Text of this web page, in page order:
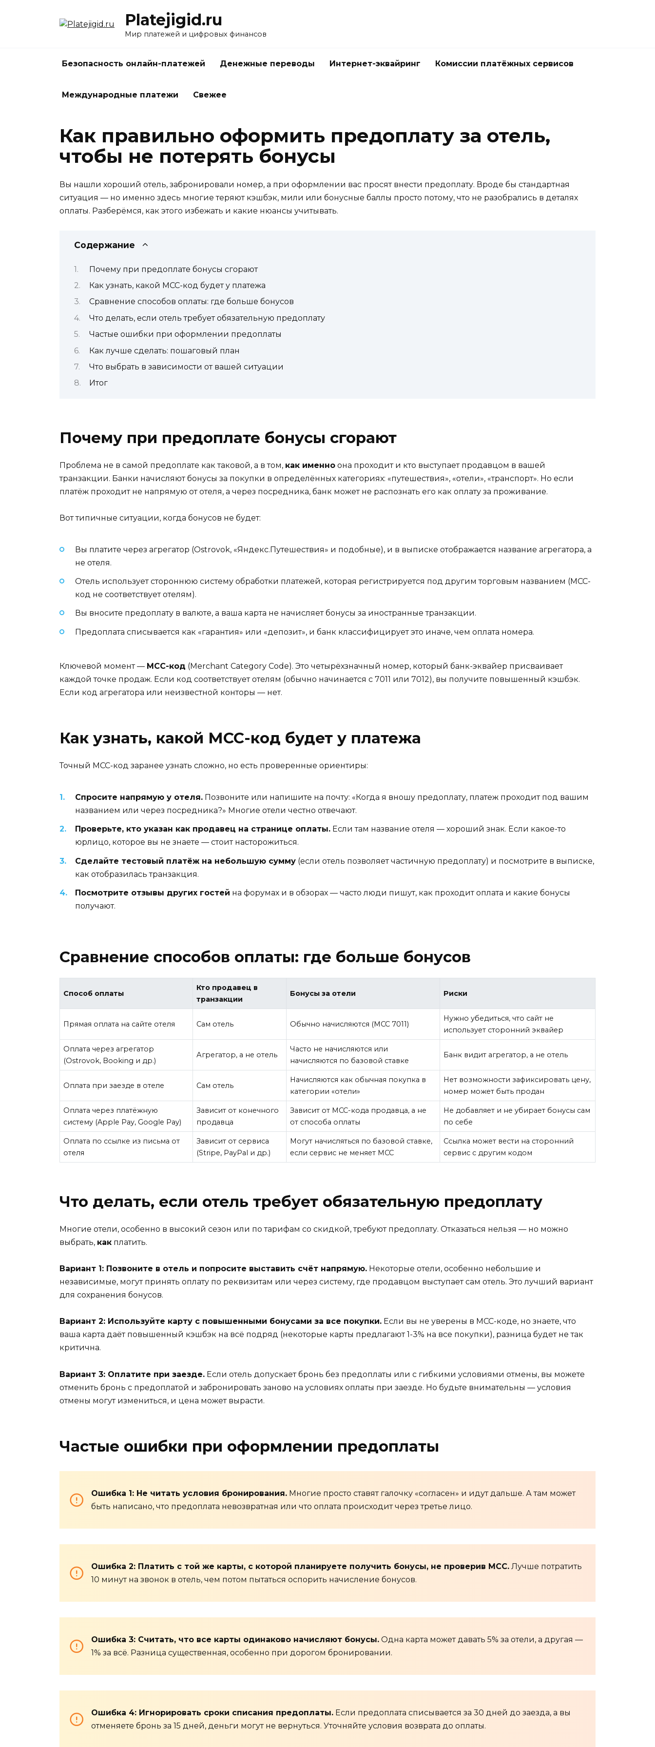
Platejigid.ru
Мир платежей и цифровых финансов
Безопасность онлайн-платежей Денежные переводы Интернет-эквайринг Комиссии платёжных сервисов
Международные платежи Свежее
Как правильно оформить предоплату за отель,
чтобы не потерять бонусы
Вы нашли хороший отель, забронировали номер, а при оформлении вас просят внести предоплату. Вроде бы стандартная
ситуация — но именно здесь многие теряют кэшбэк, мили или бонусные баллы просто потому, что не разобрались в деталях
оплаты. Разберёмся, как этого избежать и какие нюансы учитывать.
Содержание
Почему при предоплате бонусы сгорают
Как узнать, какой MCC-код будет у платежа
Сравнение способов оплаты: где больше бонусов
Что делать, если отель требует обязательную предоплату
Частые ошибки при оформлении предоплаты
Как лучше сделать: пошаговый план
Что выбрать в зависимости от вашей ситуации
Итог
Почему при предоплате бонусы сгорают
Проблема не в самой предоплате как таковой, а в том, как именно она проходит и кто выступает продавцом в вашей
транзакции. Банки начисляют бонусы за покупки в определённых категориях: «путешествия», «отели», «транспорт». Но если
платёж проходит не напрямую от отеля, а через посредника, банк может не распознать его как оплату за проживание.
Вот типичные ситуации, когда бонусов не будет:
Вы платите через агрегатор (Ostrovok, «Яндекс.Путешествия» и подобные), и в выписке отображается название агрегатора, а
не отеля.
Отель использует стороннюю систему обработки платежей, которая регистрируется под другим торговым названием (MCC-
код не соответствует отелям).
Вы вносите предоплату в валюте, а ваша карта не начисляет бонусы за иностранные транзакции.
Предоплата списывается как «гарантия» или «депозит», и банк классифицирует это иначе, чем оплата номера.
Ключевой момент — MCC-код (Merchant Category Code). Это четырёхзначный номер, который банк-эквайер присваивает
каждой точке продаж. Если код соответствует отелям (обычно начинается с 7011 или 7012), вы получите повышенный кэшбэк.
Если код агрегатора или неизвестной конторы — нет.
Как узнать, какой MCC-код будет у платежа
Точный MCC-код заранее узнать сложно, но есть проверенные ориентиры:
Спросите напрямую у отеля. Позвоните или напишите на почту: «Когда я вношу предоплату, платеж проходит под вашим
названием или через посредника?» Многие отели честно отвечают.
Проверьте, кто указан как продавец на странице оплаты. Если там название отеля — хороший знак. Если какое-то
юрлицо, которое вы не знаете — стоит насторожиться.
Сделайте тестовый платёж на небольшую сумму (если отель позволяет частичную предоплату) и посмотрите в выписке,
как отобразилась транзакция.
Посмотрите отзывы других гостей на форумах и в обзорах — часто люди пишут, как проходит оплата и какие бонусы
получают.
Сравнение способов оплаты: где больше бонусов
Способ оплаты
Кто продавец в
транзакции
Бонусы за отели Риски
Прямая оплата на сайте отеля Сам отель Обычно начисляются (MCC 7011)
Нужно убедиться, что сайт не
использует сторонний эквайер
Оплата через агрегатор
(Ostrovok, Booking и др.)
Агрегатор, а не отель
Часто не начисляются или
начисляются по базовой ставке
Банк видит агрегатор, а не отель
Оплата при заезде в отеле Сам отель
Начисляются как обычная покупка в
категории «отели»
Нет возможности зафиксировать цену,
номер может быть продан
Оплата через платёжную
систему (Apple Pay, Google Pay)
Зависит от конечного
продавца
Зависит от MCC-кода продавца, а не
от способа оплаты
Не добавляет и не убирает бонусы сам
по себе
Оплата по ссылке из письма от
отеля
Зависит от сервиса
(Stripe, PayPal и др.)
Могут начисляться по базовой ставке,
если сервис не меняет MCC
Ссылка может вести на сторонний
сервис с другим кодом
Что делать, если отель требует обязательную предоплату
Многие отели, особенно в высокий сезон или по тарифам со скидкой, требуют предоплату. Отказаться нельзя — но можно
выбрать, как платить.
Вариант 1: Позвоните в отель и попросите выставить счёт напрямую. Некоторые отели, особенно небольшие и
независимые, могут принять оплату по реквизитам или через систему, где продавцом выступает сам отель. Это лучший вариант
для сохранения бонусов.
Вариант 2: Используйте карту с повышенными бонусами за все покупки. Если вы не уверены в MCC-коде, но знаете, что
ваша карта даёт повышенный кэшбэк на всё подряд (некоторые карты предлагают 1-3% на все покупки), разница будет не так
критична.
Вариант 3: Оплатите при заезде. Если отель допускает бронь без предоплаты или с гибкими условиями отмены, вы можете
отменить бронь с предоплатой и забронировать заново на условиях оплаты при заезде. Но будьте внимательны — условия
отмены могут измениться, и цена может вырасти.
Частые ошибки при оформлении предоплаты
Ошибка 1: Не читать условия бронирования. Многие просто ставят галочку «согласен» и идут дальше. А там может
быть написано, что предоплата невозвратная или что оплата происходит через третье лицо.
Ошибка 2: Платить с той же карты, с которой планируете получить бонусы, не проверив MCC. Лучше потратить
10 минут на звонок в отель, чем потом пытаться оспорить начисление бонусов.
Ошибка 3: Считать, что все карты одинаково начисляют бонусы. Одна карта может давать 5% за отели, а другая —
1% за всё. Разница существенная, особенно при дорогом бронировании.
Ошибка 4: Игнорировать сроки списания предоплаты. Если предоплата списывается за 30 дней до заезда, а вы
отменяете бронь за 15 дней, деньги могут не вернуться. Уточняйте условия возврата до оплаты.